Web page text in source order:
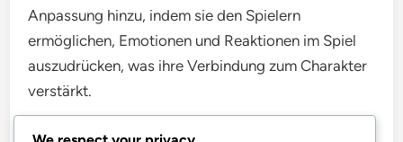
Anpassung hinzu, indem sie den Spielern
ermöglichen, Emotionen und Reaktionen im Spiel
auszudrücken, was ihre Verbindung zum Charakter
verstärkt.